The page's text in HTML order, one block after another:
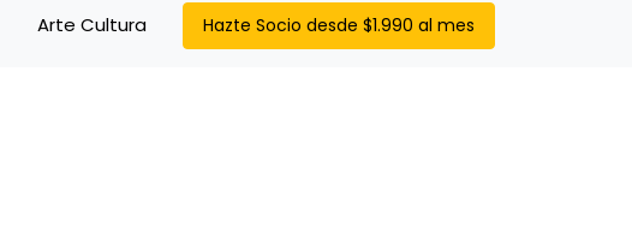
Arte Cultura Hazte Socio desde $1.990 al mes